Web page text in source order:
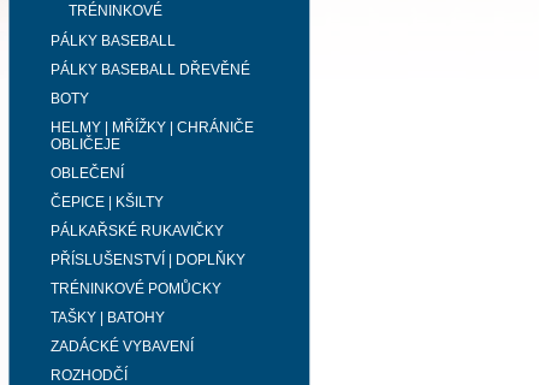
TRÉNINKOVÉ
PÁLKY BASEBALL
PÁLKY BASEBALL DŘEVĚNÉ
BOTY
HELMY | MŘÍŽKY | CHRÁNIČE
OBLIČEJE
OBLEČENÍ
ČEPICE | KŠILTY
PÁLKAŘSKÉ RUKAVIČKY
PŘÍSLUŠENSTVÍ | DOPLŇKY
TRÉNINKOVÉ POMŮCKY
TAŠKY | BATOHY
ZADÁCKÉ VYBAVENÍ
ROZHODČÍ